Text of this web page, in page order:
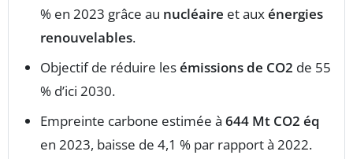
% en 2023 grâce au nucléaire et auxénergies
renouvelables.
Objectif de réduire lesémissions de CO2 de 55
% d’ici 2030.
Empreinte carbone estimée à 644 Mt CO2 éq
en 2023, baisse de 4,1 % par rapport à 2022.